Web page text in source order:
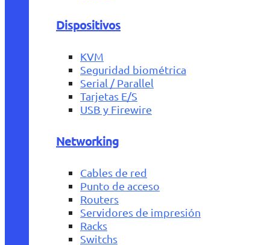
Dispositivos
KVM
Seguridad biométrica
Serial / Parallel
Tarjetas E/S
USB y Firewire
Networking
Cables de red
Punto de acceso
Routers
Servidores de impresión
Racks
Switchs